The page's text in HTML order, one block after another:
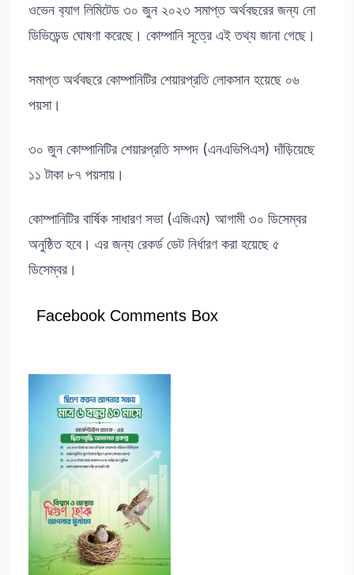
ওভেন ব‍্যাগ লিমিটেড ৩০ জুন ২০২৩ সমাপ্ত অর্থবছরের জন্য নো
ডিভিডেন্ড ঘোষণা করেছে। কোম্পানি সূত্রে এই তথ্য জানা গেছে।
সমাপ্ত অর্থবছরে কোম্পানিটির শেয়ারপ্রতি লোকসান হয়েছে ০৬
পয়সা।
৩০ জুন কোম্পানিটির শেয়ারপ্রতি সম্পদ (এনএভিপিএস) দাঁড়িয়েছে
১১ টাকা ৮৭ পয়সায়।
কোম্পানিটির বার্ষিক সাধারণ সভা (এজিএম) আগামী ৩০ ডিসেম্বর
অনুষ্ঠিত হবে। এর জন্য রেকর্ড ডেট নির্ধারণ করা হয়েছে ৫
ডিসেম্বর।
Facebook Comments Box